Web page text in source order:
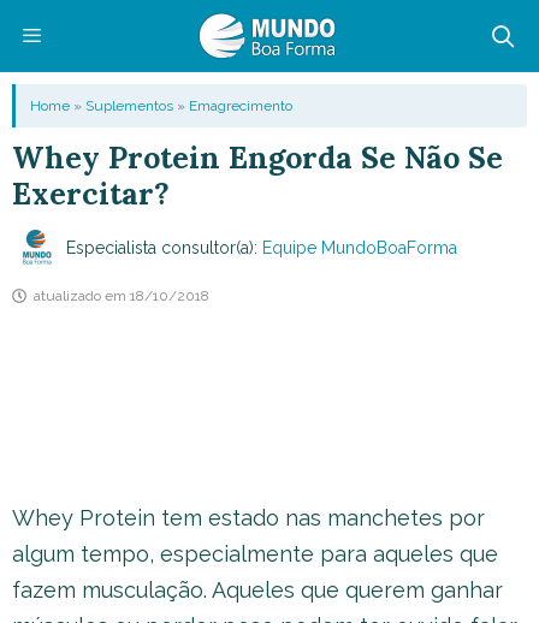
conteúdo
Menu
Home » Suplementos » Emagrecimento
Whey Protein Engorda Se Não Se
Exercitar?
Especialista consultor(a): Equipe MundoBoaForma
atualizado em 18/10/2018
Whey Protein tem estado nas manchetes por
algum tempo, especialmente para aqueles que
fazem musculação. Aqueles que querem ganhar